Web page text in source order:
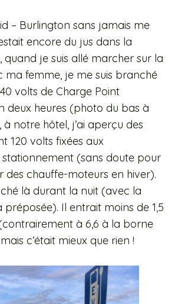
– Burlington sans jamais me
encore du jus dans la
quand je suis allé marcher sur la
ma femme, je me suis branché
volts de Charge Point
deux heures (photo du bas à
à notre hôtel, j’ai aperçu des
120 volts fixées aux
(sans doute pour
des chauffe-moteurs en hiver).
là durant la nuit (avec la
préposée). Il entrait moins de 1,5
à 6,6 à la borne
c’était mieux que rien !